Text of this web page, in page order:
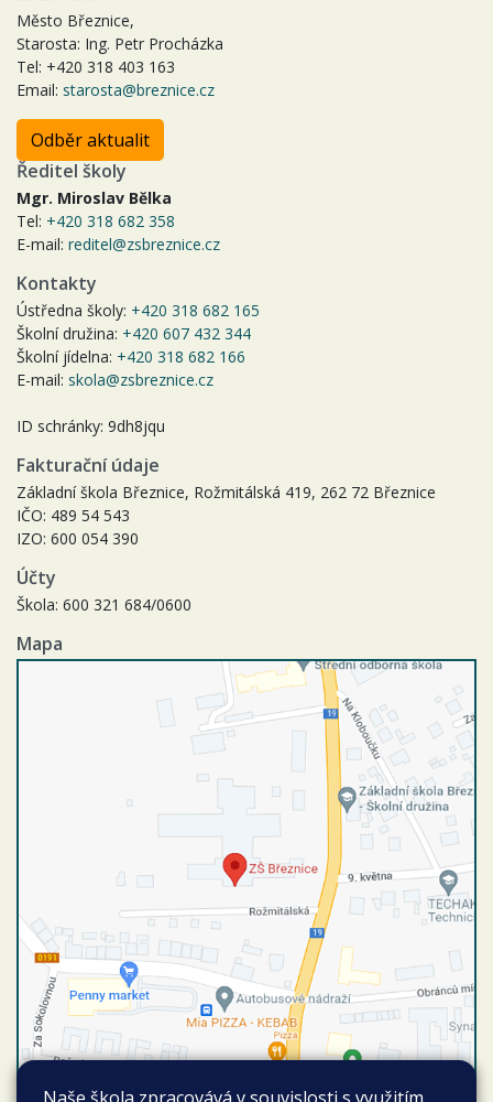
Město Březnice,
Starosta: Ing. Petr Procházka
Tel: +420 318 403 163
Email: starosta@breznice.cz
Odběr aktualit
Ředitel školy
Mgr. Miroslav Bělka
Tel: +420 318 682 358
E-mail: reditel@zsbreznice.cz
Kontakty
Ústředna školy: +420 318 682 165
Školní družina: +420 607 432 344
Školní jídelna: +420 318 682 166
E-mail: skola@zsbreznice.cz
ID schránky: 9dh8jqu
Fakturační údaje
Základní škola Březnice, Rožmitálská 419, 262 72 Březnice
IČO: 489 54 543
IZO: 600 054 390
Účty
Škola: 600 321 684/0600
Mapa